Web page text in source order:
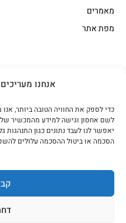
אנחנו
לשם אחסון וגישה למידע מהמכשיר
יאפשר לנו לעבד נתונים כגון התנהגות
הסכמה או ביטול ההסכמה עלולים
אווז
בשר בקר עגלה משובח
הודו
נתחי פנים
מאמרים
מפת אתר